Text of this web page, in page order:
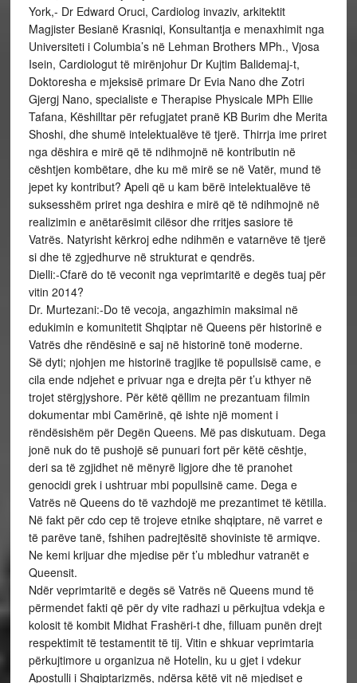
York,- Dr Edward Oruci, Cardiolog invaziv, arkitektit
Magjister Besianë Krasniqi, Konsultantja e menaxhimit nga
Universiteti i Columbia’s në Lehman Brothers MPh., Vjosa
Isein, Cardiologut të mirënjohur Dr Kujtim Balidemaj-t,
Doktoresha e mjeksisë primare Dr Evia Nano dhe Zotri
Gjergj Nano, specialiste e Therapise Physicale MPh Ellie
Tafana, Këshilltar për refugjatet pranë KB Burim dhe Merita
Shoshi, dhe shumë intelektualëve të tjerë. Thirrja ime priret
nga dëshira e mirë që të ndihmojnë në kontributin në
cështjen kombëtare, dhe ku më mirë se në Vatër, mund të
jepet ky kontribut? Apeli që u kam bërë intelektualëve të
suksesshëm priret nga deshira e mirë që të ndihmojnë në
realizimin e anëtarësimit cilësor dhe rritjes sasiore të
Vatrës. Natyrisht kërkroj edhe ndihmën e vatarnëve të tjerë
si dhe të zgjedhurve në strukturat e qendrës.
Dielli:-Cfarë do të veconit nga veprimtaritë e degës tuaj për
vitin 2014?
Dr. Murtezani:-Do të vecoja, angazhimin maksimal në
edukimin e komunitetit Shqiptar në Queens për historinë e
Vatrës dhe rëndësinë e saj në historinë tonë moderne.
Së dyti; njohjen me historinë tragjike të popullsisë came, e
cila ende ndjehet e privuar nga e drejta për t’u kthyer në
trojet stërgjyshore. Për këtë qëllim ne prezantuam filmin
dokumentar mbi Camërinë, që ishte një moment i
rëndësishëm për Degën Queens. Më pas diskutuam. Dega
jonë nuk do të pushojë së punuari fort për këtë cështje,
deri sa të zgjidhet në mënyrë ligjore dhe të pranohet
genocidi grek i ushtruar mbi popullsinë came. Dega e
Vatrës në Queens do të vazhdojë me prezantimet të këtilla.
Në fakt për cdo cep të trojeve etnike shqiptare, në varret e
të parëve tanë, fshihen padrejtësitë shoviniste të armiqve.
Ne kemi krijuar dhe mjedise për t’u mbledhur vatranët e
Queensit.
Ndër veprimtaritë e degës së Vatrës në Queens mund të
përmendet fakti që për dy vite radhazi u përkujtua vdekja e
kolosit të kombit Midhat Frashëri-t dhe, filluam punën drejt
respektimit të testamentit të tij. Vitin e shkuar veprimtaria
përkujtimore u organizua në Hotelin, ku u gjet i vdekur
Apostulli i Shqiptarizmës, ndërsa këtë vit në mjediset e